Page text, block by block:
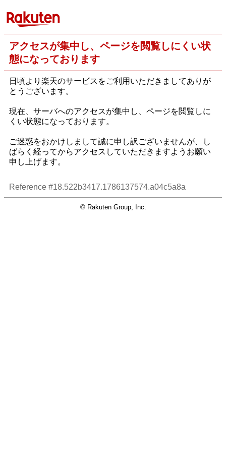
アクセスが集中し、ページを閲覧しにくい状
態になっております
日頃より楽天のサービスをご利用いただきましてありが
とうございます。
現在、サーバへのアクセスが集中し、ページを閲覧しに
くい状態になっております。
ご迷惑をおかけしまして誠に申し訳ございませんが、し
ばらく経ってからアクセスしていただきますようお願い
申し上げます。
Reference #18.522b3417.1786137574.a04c5a8a
© Rakuten Group, Inc.